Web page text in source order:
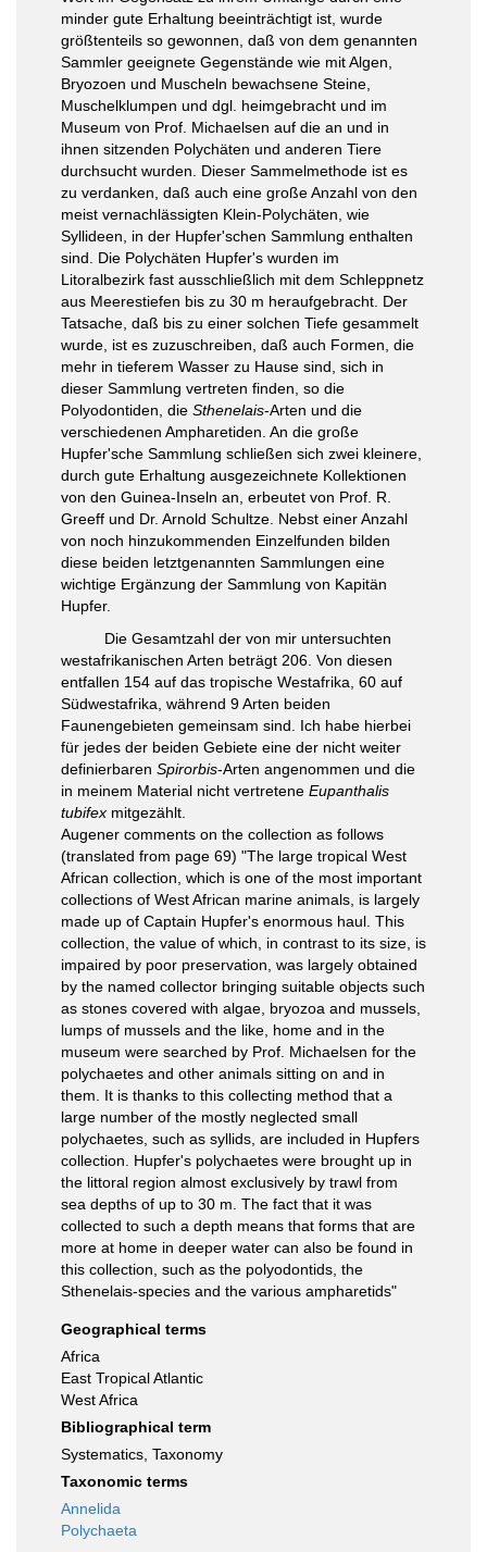
minder gute Erhaltung beeinträchtigt ist, wurde
größtenteils so gewonnen, daß von dem genannten
Sammler geeignete Gegenstände wie mit Algen,
Bryozoen und Muscheln bewachsene Steine,
Muschelklumpen und dgl. heimgebracht und im
Museum von Prof. Michaelsen auf die an und in
ihnen sitzenden Polychäten und anderen Tiere
durchsucht wurden. Dieser Sammelmethode ist es
zu verdanken, daß auch eine große Anzahl von den
meist vernachlässigten Klein-Polychäten, wie
Syllideen, in der Hupfer'schen Sammlung enthalten
sind. Die Polychäten Hupfer's wurden im
Litoralbezirk fast ausschließlich mit dem Schleppnetz
aus Meerestiefen bis zu 30 m heraufgebracht. Der
Tatsache, daß bis zu einer solchen Tiefe gesammelt
wurde, ist es zuzuschreiben, daß auch Formen, die
mehr in tieferem Wasser zu Hause sind, sich in
dieser Sammlung vertreten finden, so die
Polyodontiden, die Sthenelais-Arten und die
verschiedenen Ampharetiden. An die große
Hupfer'sche Sammlung schließen sich zwei kleinere,
durch gute Erhaltung ausgezeichnete Kollektionen
von den Guinea-Inseln an, erbeutet von Prof. R.
Greeff und Dr. Arnold Schultze. Nebst einer Anzahl
von noch hinzukommenden Einzelfunden bilden
diese beiden letztgenannten Sammlungen eine
wichtige Ergänzung der Sammlung von Kapitän
Hupfer.
Die Gesamtzahl der von mir untersuchten
westafrikanischen Arten beträgt 206. Von diesen
entfallen 154 auf das tropische Westafrika, 60 auf
Südwestafrika, während 9 Arten beiden
Faunengebieten gemeinsam sind. Ich habe hierbei
für jedes der beiden Gebiete eine der nicht weiter
definierbaren Spirorbis-Arten angenommen und die
in meinem Material nicht vertretene Eupanthalis
tubifex mitgezählt.
Augener comments on the collection as follows
(translated from page 69) "The large tropical West
African collection, which is one of the most important
collections of West African marine animals, is largely
made up of Captain Hupfer's enormous haul. This
collection, the value of which, in contrast to its size, is
impaired by poor preservation, was largely obtained
by the named collector bringing suitable objects such
as stones covered with algae, bryozoa and mussels,
lumps of mussels and the like, home and in the
museum were searched by Prof. Michaelsen for the
polychaetes and other animals sitting on and in
them. It is thanks to this collecting method that a
large number of the mostly neglected small
polychaetes, such as syllids, are included in Hupfers
collection. Hupfer's polychaetes were brought up in
the littoral region almost exclusively by trawl from
sea depths of up to 30 m. The fact that it was
collected to such a depth means that forms that are
more at home in deeper water can also be found in
this collection, such as the polyodontids, the
Sthenelais-species and the various ampharetids"
Geographical terms
Africa
East Tropical Atlantic
West Africa
Bibliographical term
Systematics, Taxonomy
Taxonomic terms
Annelida
Polychaeta